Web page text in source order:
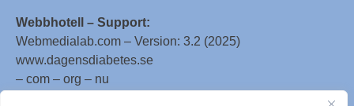
Webbhotell – Support:
Webmedialab.com – Version: 3.2 (2025)
www.dagensdiabetes.se
– com – org – nu